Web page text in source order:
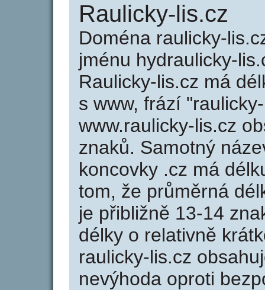
Raulicky-lis.cz
Doména raulicky-
jménu hydraulicky-
Raulicky-lis.cz má
s www, frází
www.raulicky-lis.cz
znaků. Samotný
koncovky .cz má
tom, že průměrná
je přibližně 13-14
délky o relativně
raulicky-lis.cz
nevýhoda oproti